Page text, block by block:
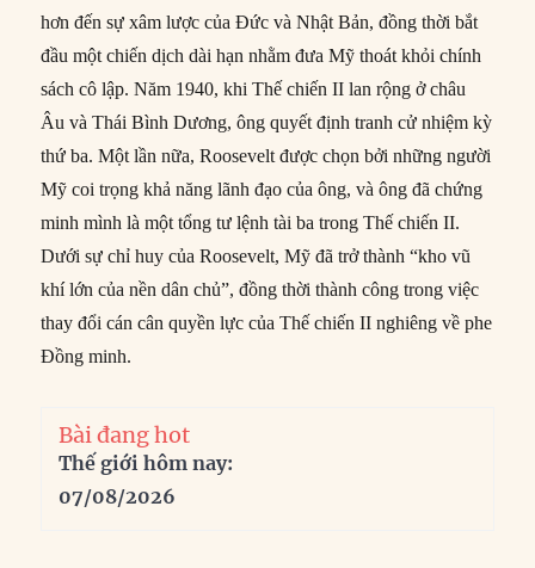
hơn đến sự xâm lược của Đức và Nhật Bản, đồng thời bắt
đầu một chiến dịch dài hạn nhằm đưa Mỹ thoát khỏi chính
sách cô lập. Năm 1940, khi Thế chiến II lan rộng ở châu
Âu và Thái Bình Dương, ông quyết định tranh cử nhiệm kỳ
thứ ba. Một lần nữa, Roosevelt được chọn bởi những người
Mỹ coi trọng khả năng lãnh đạo của ông, và ông đã chứng
minh mình là một tổng tư lệnh tài ba trong Thế chiến II.
Dưới sự chỉ huy của Roosevelt, Mỹ đã trở thành “kho vũ
khí lớn của nền dân chủ”, đồng thời thành công trong việc
thay đổi cán cân quyền lực của Thế chiến II nghiêng về phe
Đồng minh.
Bài đang hot
Thế giới hôm nay:
07/08/2026